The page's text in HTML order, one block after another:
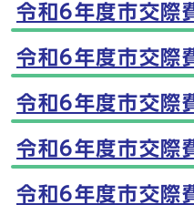
令和6年度市交際
令和6年度市交際
令和6年度市交際
令和6年度市交際
令和6年度市交際